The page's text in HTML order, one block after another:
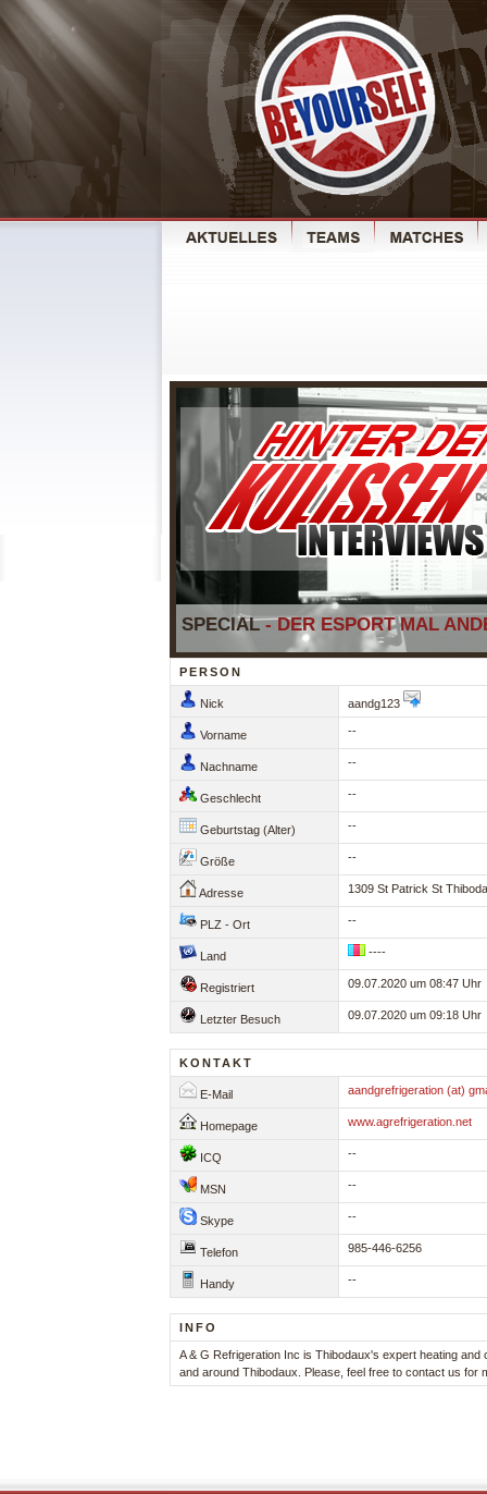
SPECIAL- DER ESPORT MAL
PERSON
Nick aandg123
Vorname --
Nachname --
Geschlecht --
Geburtstag (Alter) --
Größe --
Adresse 1309 St Patrick St
PLZ - Ort --
Land ----
Registriert 09.07.2020 um 08:47 Uhr
Letzter Besuch 09.07.2020 um 09:18 Uhr
KONTAKT
E-Mail aandgrefrigeration (at)
Homepage www.agrefrigeration.net
ICQ --
MSN --
Skype --
Telefon 985-446-6256
Handy --
INFO
A & G Refrigeration Inc is Thibodaux's expert heating
and around Thibodaux. Please, feel free to contact us